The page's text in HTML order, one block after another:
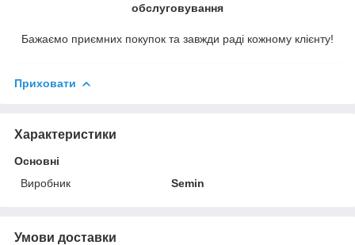
обслуговування
Бажаємо приємних покупок та завжди раді кожному клієнту!
Приховати
Характеристики
Основні
Виробник
Semin
Умови доставки